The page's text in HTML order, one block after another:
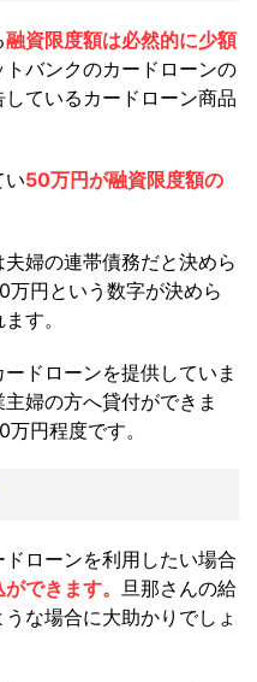
融資限度額は必然的に少額
バンクのカードローンの
しているカードローン商品
い50万円が融資限度額の
婦の連帯債務だと決めら
円という数字が決めら
す。
ドローンを提供していま
婦の方へ貸付ができま
円程度です。
ローンを利用したい場合
できます。 旦那さんの給
な場合に大助かりでしょ